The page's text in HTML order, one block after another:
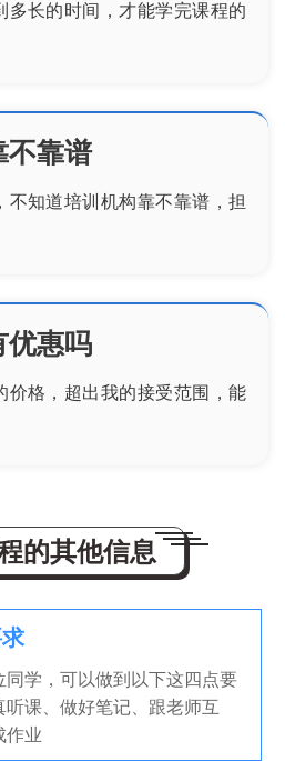
多长的时间，才能学完课程的
不靠谱
不知道培训机构靠不靠谱，担
优惠吗
价格，超出我的接受范围，能
的其他信息
同学，可以做到以下这四点要
听课、做好笔记、跟老师互
作业